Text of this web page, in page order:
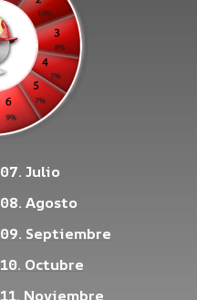
07. Julio
08. Agosto
09. Septiembre
10. Octubre
11. Noviembre